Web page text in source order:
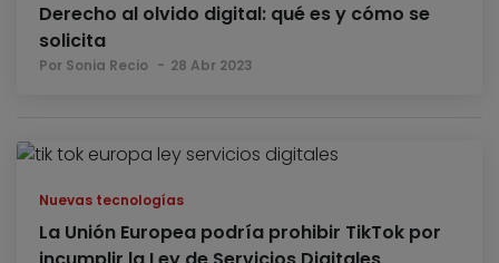
Derecho al olvido digital: qué es y cómo se
solicita
Por Sonia Recio 28 Abr 2023
Nuevas tecnologías
La Unión Europea podría prohibir TikTok por